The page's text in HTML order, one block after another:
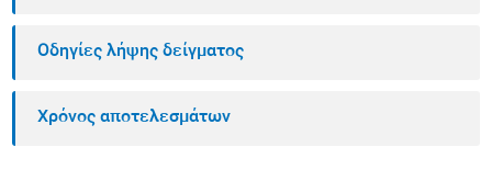
Οδηγίες λήψης δείγματος
Χρόνος αποτελεσμάτων